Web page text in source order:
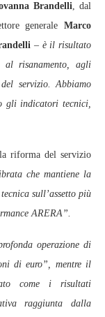
Brandelli, dal
generaleMarco
– è il risultato
risanamento, agli
servizio. Abbiamo
gli indicatori tecnici,
la riforma del servizio
che mantiene la
sull’assetto più
ARERA”.
operazione di
di euro”, mentre il
come i risultati
raggiunta dalla